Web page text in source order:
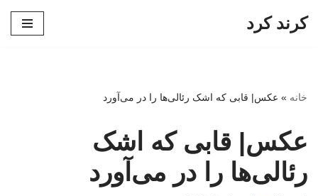
کرند کرد
خانه » عکس| قابی که اشک رئالی‌ها را در می‌آورد
عکس| قابی که اشک
رئالی‌ها را در می‌آورد